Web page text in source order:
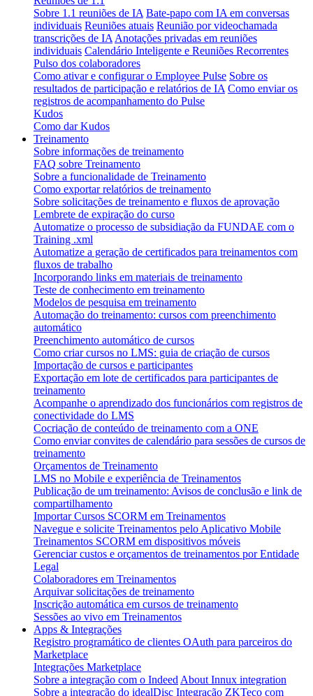
Sobre 1.1 reuniões de IA Bate-papo com IA em conversas
individuais Reuniões atuais Reunião por videochamada
transcrições de IA Anotações privadas em reuniões
individuais Calendário Inteligente e Reuniões Recorrentes
Pulso dos colaboradores
Como ativar e configurar o Employee Pulse Sobre os
resultados de participação e relatórios de IA Como enviar os
registros de acompanhamento do Pulse
Kudos
Como dar Kudos
Treinamento
Sobre informações de treinamento
FAQ sobre Treinamento
Sobre a funcionalidade de Treinamento
Como exportar relatórios de treinamento
Sobre solicitações de treinamento e fluxos de aprovação
Lembrete de expiração do curso
Automatize o processo de subsidiação da FUNDAE com o
Training .xml
Automatize a geração de certificados para treinamentos com
fluxos de trabalho
Incorporando links em materiais de treinamento
Teste de conhecimento em treinamento
Modelos de pesquisa em treinamento
Automação do treinamento: cursos com preenchimento
automático
Preenchimento automático de cursos
Como criar cursos no LMS: guia de criação de cursos
Importação de cursos e participantes
Exportação em lote de certificados para participantes de
treinamento
Acompanhe o aprendizado dos funcionários com registros de
conectividade do LMS
Cocriação de conteúdo de treinamento com a ONE
Como enviar convites de calendário para sessões de cursos de
treinamento
Orçamentos de Treinamento
LMS no Mobile e experiência de Treinamentos
Publicação de um treinamento: Avisos de conclusão e link de
compartilhamento
Importar Cursos SCORM em Treinamentos
Navegue e solicite Treinamentos pelo Aplicativo Mobile
Treinamentos SCORM em dispositivos móveis
Gerenciar custos e orçamentos de treinamentos por Entidade
Legal
Colaboradores em Treinamentos
Arquivar solicitações de treinamento
Inscrição automática em cursos de treinamento
Sessões ao vivo em Treinamentos
Apps & Integrações
Registro programático de clientes OAuth para parceiros do
Marketplace
Integrações Marketplace
Sobre a integração com o Indeed About Innux integration
Sobre a integração do idealDisc Integração ZKTeco com